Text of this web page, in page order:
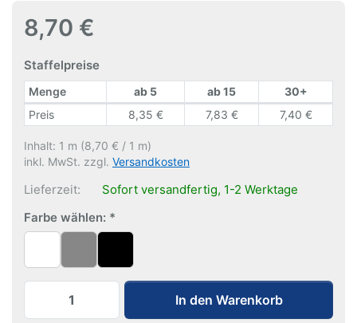
8,70 €
Staffelpreise
Staffelpreise
Menge ab 5 ab 15
30+
Preis
8,35 € 7,83 € 7,40 €
Inhalt: 1 m (8,70 € / 1 m)
inkl. MwSt. zzgl. Versandkosten
Lieferzeit:
Sofort versandfertig, 1-2 Werktage
Farbe wählen:
Bilderschiene Cliprail Pro | 100 cm zu
In den Warenkorb